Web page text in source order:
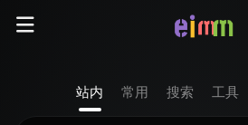
站内 常用 搜索 工具